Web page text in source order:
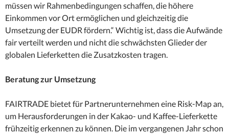
müssen wir Rahmenbedingungen schaffen, die höhere
Einkommen vor Ort ermöglichen und gleichzeitig die
Umsetzung der EUDR fördern.“ Wichtig ist, dass die Aufwände
fair verteilt werden und nicht die schwächsten Glieder der
globalen Lieferketten die Zusatzkosten tragen.
Beratung zur Umsetzung
FAIRTRADE bietet für Partnerunternehmen eine Risk-Map an,
um Herausforderungen in der Kakao- und Kaffee-Lieferkette
frühzeitig erkennen zu können. Die im vergangenen Jahr schon